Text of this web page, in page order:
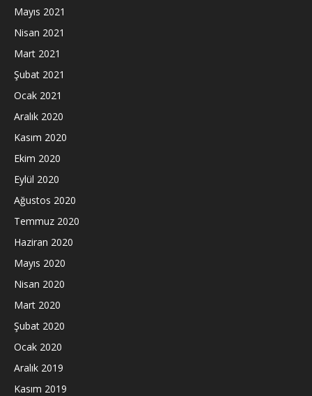
Mayıs 2021
Nisan 2021
Mart 2021
Şubat 2021
Ocak 2021
Aralık 2020
Kasım 2020
Ekim 2020
Eylül 2020
Ağustos 2020
Temmuz 2020
Haziran 2020
Mayıs 2020
Nisan 2020
Mart 2020
Şubat 2020
Ocak 2020
Aralık 2019
Kasım 2019